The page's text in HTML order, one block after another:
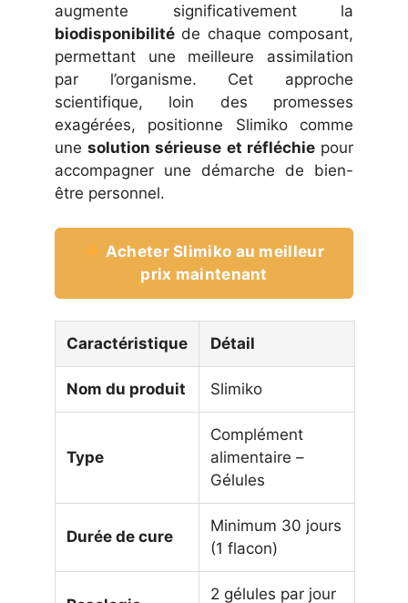
augmente significativement la
biodisponibilité de chaque composant,
permettant une meilleure assimilation
par l’organisme. Cet approche
scientifique, loin des promesses
exagérées, positionne Slimiko comme
unesolution sérieuse et réfléchiepour
accompagner une démarche de bien-
être personnel.
Acheter Slimiko au meilleur
prix maintenant
Caractéristique Détail
Nom du produit Slimiko
Type
Complément
alimentaire –
Gélules
Durée de cure
Minimum 30 jours
(1 flacon)
2 gélules par jour